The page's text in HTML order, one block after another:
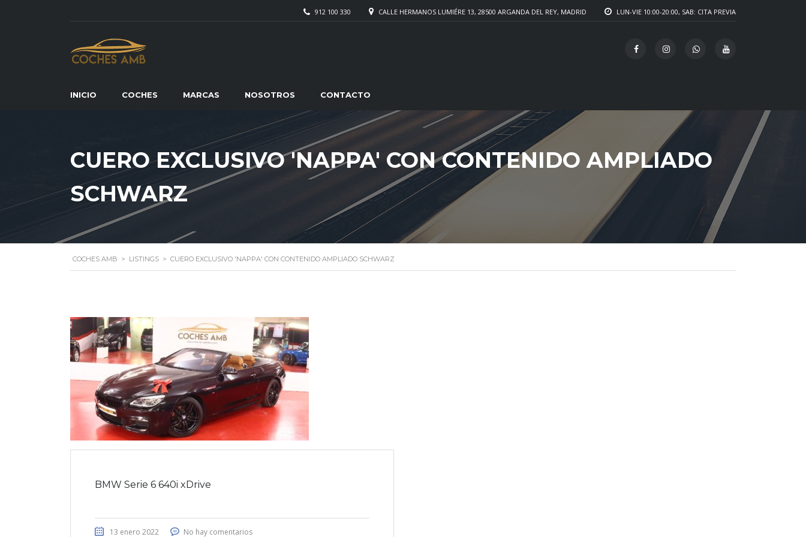
LUN-VIE 10:00-20:00, SAB: CITA PREVIA
CALLE HERMANOS LUMIÉRE 13, 28500 ARGANDA DEL REY, MADRID
912 100 330
INICIO COCHES MARCAS NOSOTROS CONTACTO
CUERO EXCLUSIVO 'NAPPA' CON CONTENIDO AMPLIADO
SCHWARZ
COCHES AMB > LISTINGS > CUERO EXCLUSIVO 'NAPPA' CON CONTENIDO AMPLIADO SCHWARZ
BMW Serie 6 640i xDrive
13 enero 2022 No hay comentarios